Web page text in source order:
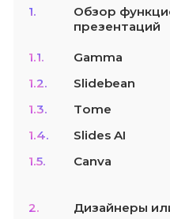
1.
Обзор
презентаций
1.1.
Gamma
1.2.
Slidebean
1.3.
Tome
1.4.
Slides AI
1.5.
Canva
2. Дизайнеры